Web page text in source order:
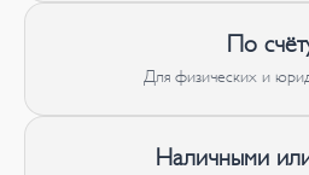
По
Для физических и
Наличными